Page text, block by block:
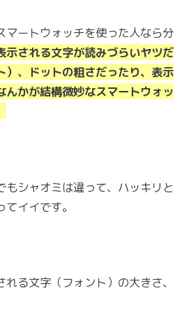
マートウォッチを使った人なら分
示される文字が読みづらいヤツだ
）、ドットの粗さだったり、表示
んかが結構微妙なスマートウォッ
もシャオミは違って、ハッキリと
イイです。
る文字（フォント）の大きさ、